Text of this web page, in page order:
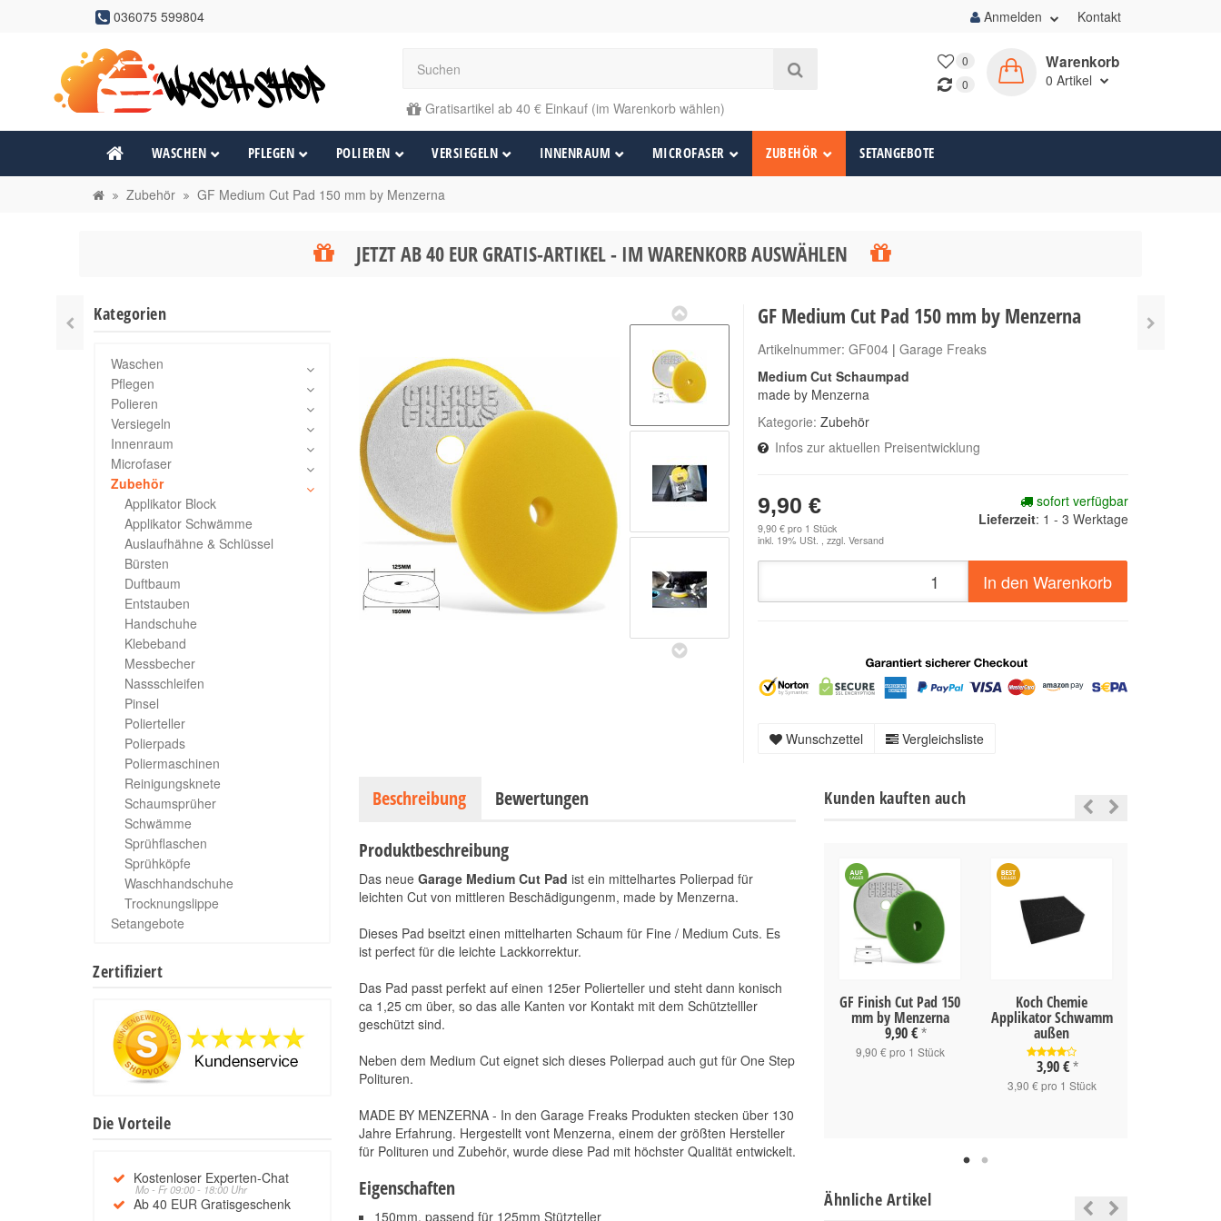
036075 599804 Anmelden Kontakt
Gratisartikel ab 40 € Einkauf (im Warenkorb wählen)
0
0
Warenkorb
0 Artikel
WASCHEN PFLEGEN POLIEREN VERSIEGELN INNENRAUM MICROFASER ZUBEHÖR SETANGEBOTE
Zubehör GF Medium Cut Pad 150 mm by Menzerna
JETZT AB 40 EUR GRATIS-ARTIKEL - IM WARENKORB AUSWÄHLEN
GF Medium Cut Pad 150 mm by Menzerna
Artikelnummer:GF004 |Garage Freaks
Medium Cut Schaumpad
made by Menzerna
Kategorie:Zubehör
Infos zur aktuellen Preisentwicklung
9,90 €
9,90 € pro 1 Stück
inkl. 19% USt. , zzgl.Versand
sofort verfügbar
Lieferzeit: 1 - 3 Werktage
In den Warenkorb
Wunschzettel Vergleichsliste
Beschreibung Bewertungen
Produktbeschreibung
Das neue Garage Medium Cut Pad ist ein mittelhartes Polierpad für
leichten Cut von mittleren Beschädigungenm, made by Menzerna.
Dieses Pad bseitzt einen mittelharten Schaum für Fine / Medium Cuts. Es
ist perfect für die leichte Lackkorrektur.
Das Pad passt perfekt auf einen 125er Polierteller und steht dann konisch
ca 1,25 cm über, so das alle Kanten vor Kontakt mit dem Schütztelller
geschützt sind.
Neben dem Medium Cut eignet sich dieses Polierpad auch gut für One Step
Polituren.
MADE BY MENZERNA - In den Garage Freaks Produkten stecken über 130
Jahre Erfahrung. Hergestellt vont Menzerna, einem der größten Hersteller
für Polituren und Zubehör, wurde diese Pad mit höchster Qualität entwickelt.
Eigenschaften
150mm, passend für 125mm Stützteller
Kunden kauften auch
Tenzi Detailer IPA
Cleaner 600 ml
Koch Chemie Pol Star
1L
10,90 €
10,90 € pro 1 l
GF Finish Cut Pad 150
mm by Menzerna
9,90 € *
9,90 € pro 1 Stück
Koch Chemie
Applikator Schwamm
außen
3,90 € *
3,90 € pro 1 Stück
Ähnliche Artikel
Kategorien
Waschen
Pflegen
Polieren
Versiegeln
Innenraum
Microfaser
Zubehör
Applikator Block
Applikator Schwämme
Auslaufhähne & Schlüssel
Bürsten
Duftbaum
Entstauben
Handschuhe
Klebeband
Messbecher
Nassschleifen
Pinsel
Polierteller
Polierpads
Poliermaschinen
Reinigungsknete
Schaumsprüher
Schwämme
Sprühflaschen
Sprühköpfe
Waschhandschuhe
Trocknungslippe
Setangebote
Zertifiziert
Die Vorteile
Kostenloser Experten-Chat
Mo - Fr 09:00 - 18:00 Uhr
Ab 40 EUR Gratisgeschenk